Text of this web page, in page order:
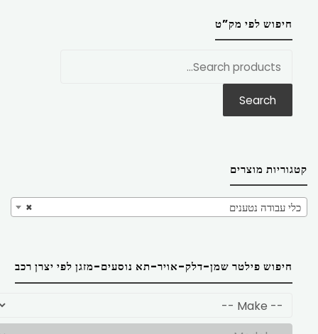
חיפוש לפי מק”ט
Search
קטגוריות מוצרים
× כלי עבודה נטענים
חיפוש פילטר שמן-דלק-אויר-תא נוסעים-מזגן לפי יצרן רכב